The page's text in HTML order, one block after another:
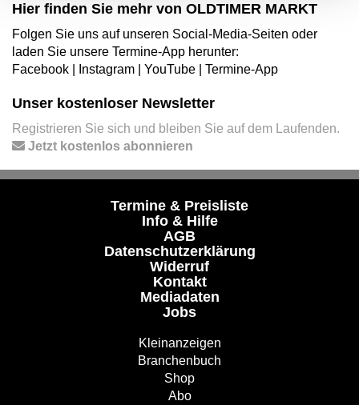
Hier finden Sie mehr von OLDTIMER MARKT
Folgen Sie uns auf unseren Social-Media-Seiten oder
laden Sie unsere Termine-App herunter:
Facebook
Instagram YouTube Termine-App
Unser kostenloser Newsletter
Registrieren Sie sich und bleiben Sie auf dem Laufenden.
Jetzt kostenlos abonnieren
Termine & Preisliste
Info & Hilfe
AGB
Datenschutzerklärung
Widerruf
Kontakt
Mediadaten
Jobs
Kleinanzeigen
Branchenbuch
Shop
Abo